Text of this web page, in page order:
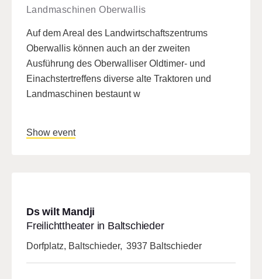
Landmaschinen Oberwallis
Auf dem Areal des Landwirtschaftszentrums
Oberwallis können auch an der zweiten
Ausführung des Oberwalliser Oldtimer- und
Einachstertreffens diverse alte Traktoren und
Landmaschinen bestaunt w
Show event
Ds wilt Mandji
Freilichttheater in Baltschieder
Dorfplatz, Baltschieder, 3937 Baltschieder